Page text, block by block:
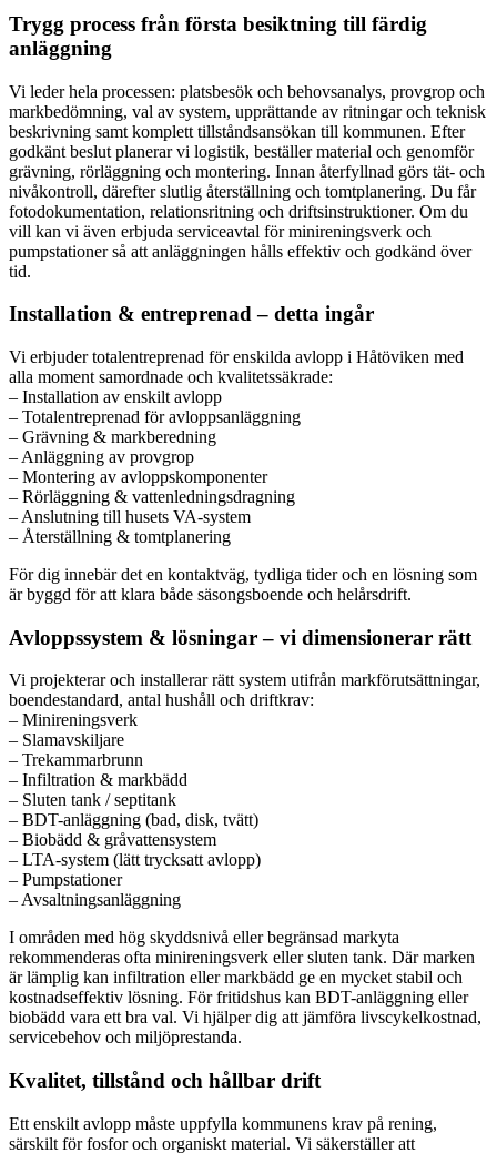
Trygg process från första besiktning till färdig
anläggning
Vi leder hela processen: platsbesök och behovsanalys, provgrop och
markbedömning, val av system, upprättande av ritningar och teknisk
beskrivning samt komplett tillståndsansökan till kommunen. Efter
godkänt beslut planerar vi logistik, beställer material och genomför
grävning, rörläggning och montering. Innan återfyllnad görs tät- och
nivåkontroll, därefter slutlig återställning och tomtplanering. Du får
fotodokumentation, relationsritning och driftsinstruktioner. Om du
vill kan vi även erbjuda serviceavtal för minireningsverk och
pumpstationer så att anläggningen hålls effektiv och godkänd över
tid.
Installation & entreprenad – detta ingår
Vi erbjuder totalentreprenad för enskilda avlopp i Håtöviken med
alla moment samordnade och kvalitetssäkrade:
– Installation av enskilt avlopp
– Totalentreprenad för avloppsanläggning
– Grävning & markberedning
– Anläggning av provgrop
– Montering av avloppskomponenter
– Rörläggning & vattenledningsdragning
– Anslutning till husets VA-system
– Återställning & tomtplanering
För dig innebär det en kontaktväg, tydliga tider och en lösning som
är byggd för att klara både säsongsboende och helårsdrift.
Avloppssystem & lösningar – vi dimensionerar rätt
Vi projekterar och installerar rätt system utifrån markförutsättningar,
boendestandard, antal hushåll och driftkrav:
– Minireningsverk
– Slamavskiljare
– Trekammarbrunn
– Infiltration & markbädd
– Sluten tank / septitank
– BDT-anläggning (bad, disk, tvätt)
– Biobädd & gråvattensystem
– LTA-system (lätt trycksatt avlopp)
– Pumpstationer
– Avsaltningsanläggning
I områden med hög skyddsnivå eller begränsad markyta
rekommenderas ofta minireningsverk eller sluten tank. Där marken
är lämplig kan infiltration eller markbädd ge en mycket stabil och
kostnadseffektiv lösning. För fritidshus kan BDT-anläggning eller
biobädd vara ett bra val. Vi hjälper dig att jämföra livscykelkostnad,
servicebehov och miljöprestanda.
Kvalitet, tillstånd och hållbar drift
Ett enskilt avlopp måste uppfylla kommunens krav på rening,
särskilt för fosfor och organiskt material. Vi säkerställer att